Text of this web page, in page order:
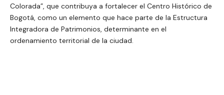
Colorada”, que contribuya a fortalecer el Centro Histórico de
Bogotá, como un elemento que hace parte de la Estructura
Integradora de Patrimonios, determinante en el
ordenamiento territorial de la ciudad.